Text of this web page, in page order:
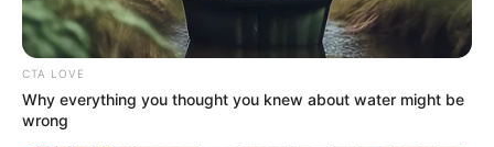
Sulyok Tamás továbbra is a legfőbb közjogi
méltóságok egyikeként tölti be hivatalát.
CTA LOVE
Why everything you thought you knew about water might be
wrong